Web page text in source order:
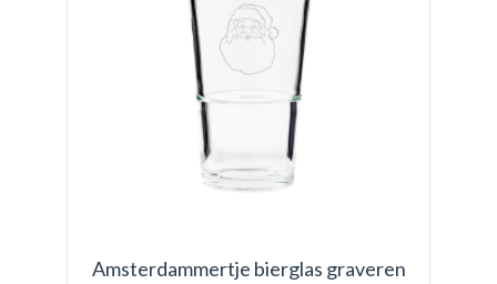
Amsterdammertje bierglas graveren